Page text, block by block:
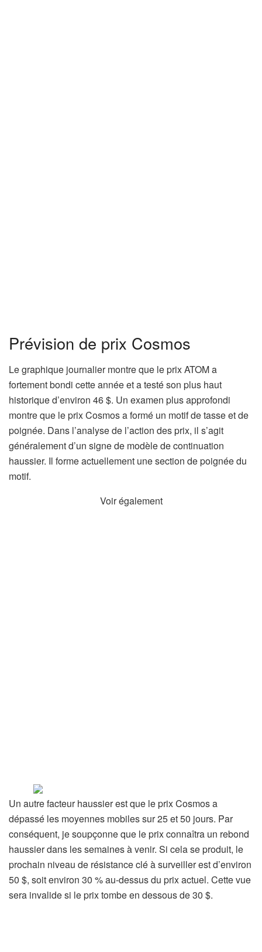
Prévision de prix Cosmos
Le graphique journalier montre que le prix ATOM a
fortement bondi cette année et a testé son plus haut
historique d’environ 46 $. Un examen plus approfondi
montre que le prix Cosmos a formé un motif de tasse et de
poignée. Dans l’analyse de l’action des prix, il s’agit
généralement d’un signe de modèle de continuation
haussier. Il forme actuellement une section de poignée du
motif.
Voir également
Un autre facteur haussier est que le prix Cosmos a
dépassé les moyennes mobiles sur 25 et 50 jours. Par
conséquent, je soupçonne que le prix connaîtra un rebond
haussier dans les semaines à venir. Si cela se produit, le
prochain niveau de résistance clé à surveiller est d’environ
50 $, soit environ 30 % au-dessus du prix actuel. Cette vue
sera invalide si le prix tombe en dessous de 30 $.